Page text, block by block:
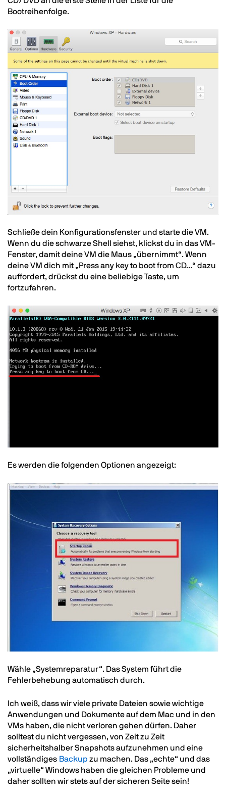
Bootreihenfolge.
Image
Text
Schließe dein Konfigurationsfenster und starte die VM.
Wenn du die schwarze Shell siehst, klickst du in das VM-
Fenster, damit deine VM die Maus „übernimmt“. Wenn
deine VM dich mit „Press any key to boot from CD…“ dazu
auffordert, drückst du eine beliebige Taste, um
fortzufahren.
Image
Text
Es werden die folgenden Optionen angezeigt:
Image
Text
Wähle „Systemreparatur“. Das System führt die
Fehlerbehebung automatisch durch.
Ich weiß, dass wir viele private Dateien sowie wichtige
Anwendungen und Dokumente auf dem Mac und in den
VMs haben, die nicht verloren gehen dürfen. Daher
solltest du nicht vergessen, von Zeit zu Zeit
sicherheitshalber Snapshots aufzunehmen und eine
vollständiges Backup zu machen. Das „echte“ und das
„virtuelle“ Windows haben die gleichen Probleme und
daher sollten wir stets auf der sicheren Seite sein!